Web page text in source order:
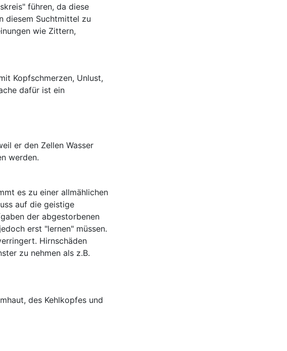
führen, da diese
diesem Suchtmittel zu
wie Zittern,
Kopfschmerzen, Unlust,
dafür ist ein
er den Zellen Wasser
werden.
es zu einer allmählichen
auf die geistige
der abgestorbenen
erst "lernen" müssen.
Hirnschäden
zu nehmen als z.B.
des Kehlkopfes und